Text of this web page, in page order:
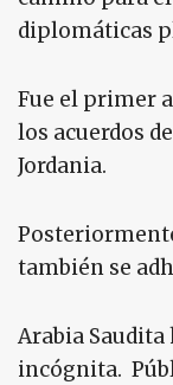
diplomáticas
Fue el primer
los acuerdos
Jordania.
también se
Arabia Saudita
incógnita.